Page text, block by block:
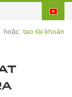
hoặc tạo tài khoản